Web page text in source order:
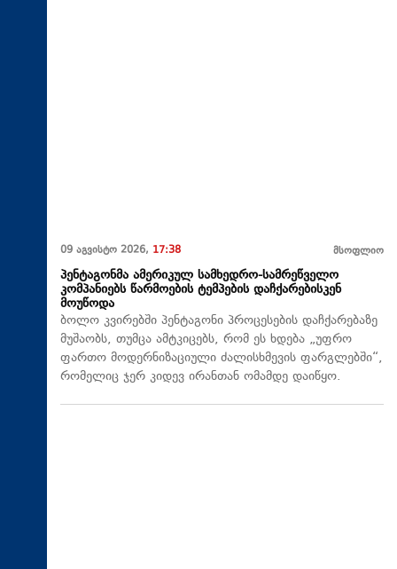
09 აგვისტო 2026, 17:38 მსოფლიო
პენტაგონმა ამერიკულ სამხედრო-სამრეწველო
კომპანიებს წარმოების ტემპების დაჩქარებისკენ
მოუწოდა
ბოლო კვირებში პენტაგონი პროცესების დაჩქარებაზე
მუშაობს, თუმცა ამტკიცებს, რომ ეს ხდება „უფრო
ფართო მოდერნიზაციული ძალისხმევის ფარგლებში“,
რომელიც ჯერ კიდევ ირანთან ომამდე დაიწყო.